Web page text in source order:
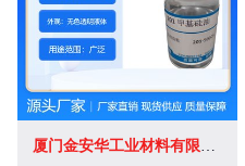
厦门金安华工业材料有限公司